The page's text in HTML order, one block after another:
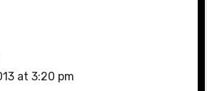
at 3:20 pm